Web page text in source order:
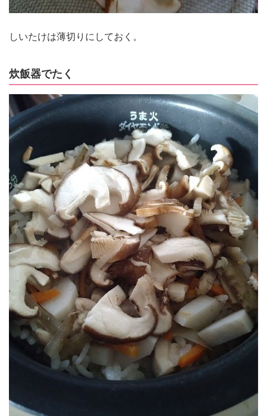
しいたけは薄切りにしておく。
炊飯器でたく